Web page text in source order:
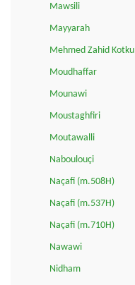
Mawsili
Mayyarah
Mehmed Zahid Kotku
Moudhaffar
Mounawi
Moustaghfiri
Moutawalli
Naboulouçi
Naçafi (m.508H)
Naçafi (m.537H)
Naçafi (m.710H)
Nawawi
Nidham